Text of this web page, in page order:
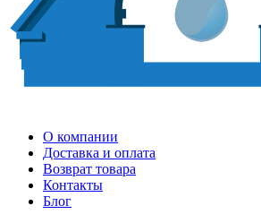
О компании
Доставка и оплата
Возврат товара
Контакты
Блог